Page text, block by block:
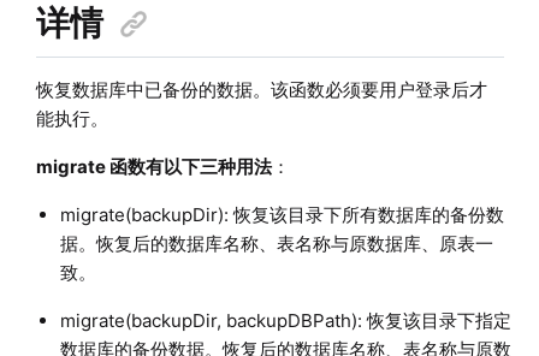
详情
恢复数据库中已备份的数据。该函数必须要用户登录后才
能执行。
migrate 函数有以下三种用法：
migrate(backupDir): 恢复该目录下所有数据库的备份数
据。恢复后的数据库名称、表名称与原数据库、原表一
致。
migrate(backupDir, backupDBPath): 恢复该目录下指定
数据库的备份数据。恢复后的数据库名称、表名称与原数